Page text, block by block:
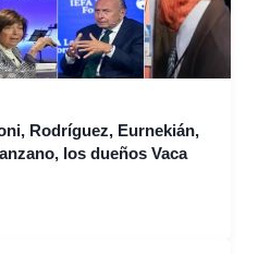
Rodríguez, Eurnekián,
los dueños Vaca